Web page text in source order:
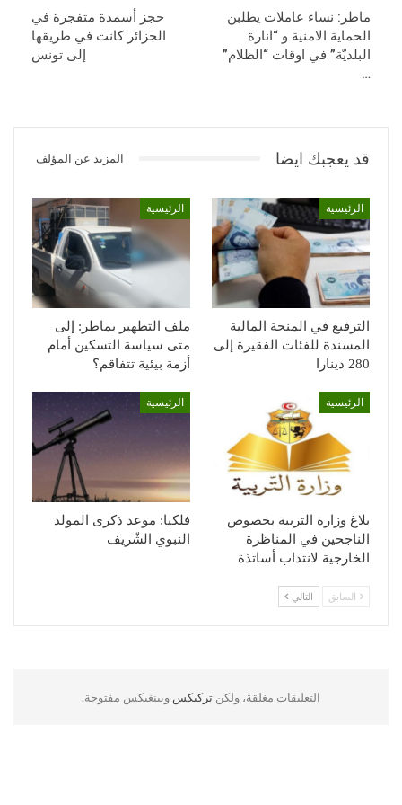
ماطر: نساء عاملات يطلبن
الحماية الامنية و “انارة
البلديّة” في اوقات “الظلام”
…
حجز أسمدة متفجرة في
الجزائر كانت في طريقها
إلى تونس
قد يعجبك ايضا المزيد عن المؤلف
الرئيسية
الترفيع في المنحة المالية
المسندة للفئات الفقيرة إلى
280 دينارا
الرئيسية
ملف التطهير بماطر: إلى
متى سياسة التسكين أمام
أزمة بيئية تتفاقم؟
الرئيسية
بلاغ وزارة التربية بخصوص
الناجحين في المناظرة
الخارجية لانتداب أساتذة
الرئيسية
فلكيا: موعد ذكرى المولد
النبوي الشّريف
السابق التالي
التعليقات مغلقة، ولكن تركبكس وبينغبكس مفتوحة.